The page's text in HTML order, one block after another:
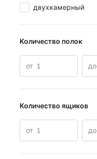
двухкамерный
Количество полок
от до
Количество ящиков
от до